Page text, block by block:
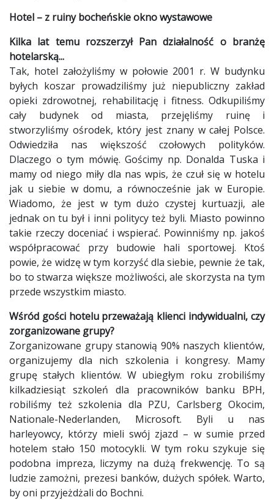
Hotel – z ruiny bocheńskie okno wystawowe
Kilka lat temu rozszerzył Pan działalność o branżę
hotelarską...
Tak, hotel założyliśmy w połowie 2001 r. W budynku
byłych koszar prowadziliśmy już niepubliczny zakład
opieki zdrowotnej, rehabilitację i fitness. Odkupiliśmy
cały budynek od miasta, przejęliśmy ruinę i
stworzyliśmy ośrodek, który jest znany w całej Polsce.
Odwiedziła nas większość czołowych polityków.
Dlaczego o tym mówię. Gościmy np. Donalda Tuska i
mamy od niego miły dla nas wpis, że czuł się w hotelu
jak u siebie w domu, a równocześnie jak w Europie.
Wiadomo, że jest w tym dużo czystej kurtuazji, ale
jednak on tu był i inni politycy też byli. Miasto powinno
takie rzeczy doceniać i wspierać. Powinniśmy np. jakoś
współpracować przy budowie hali sportowej. Ktoś
powie, że widzę w tym korzyść dla siebie, pewnie że tak,
bo to stwarza większe możliwości, ale skorzysta na tym
przede wszystkim miasto.
Wśród gości hotelu przeważają klienci indywidualni, czy
zorganizowane grupy?
Zorganizowane grupy stanowią 90% naszych klientów,
organizujemy dla nich szkolenia i kongresy. Mamy
grupę stałych klientów. W ubiegłym roku zrobiliśmy
kilkadziesiąt szkoleń dla pracowników banku BPH,
robiliśmy też szkolenia dla PZU, Carlsberg Okocim,
Nationale-Nederlanden, Microsoft. Byli u nas
harleyowcy, którzy mieli swój zjazd – w sumie przed
hotelem stało 150 motocykli. W tym roku szykuje się
podobna impreza, liczymy na dużą frekwencję. To są
ludzie zamożni, prezesi banków, dużych spółek. Warto,
by oni przyjeżdżali do Bochni.